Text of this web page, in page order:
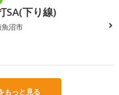
SA(下り線)
沼市
もっと見る